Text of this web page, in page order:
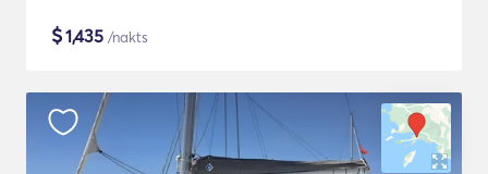
$1,435 /nakts